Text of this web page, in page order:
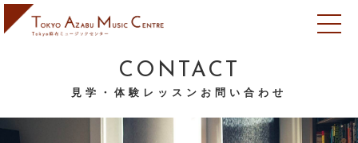
CONTACT
見学・体験レッスンお問い合わせ